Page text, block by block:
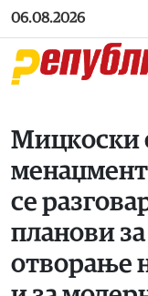
Skip to main content
06.08.2026
Мицкоски
се
планови
отворање